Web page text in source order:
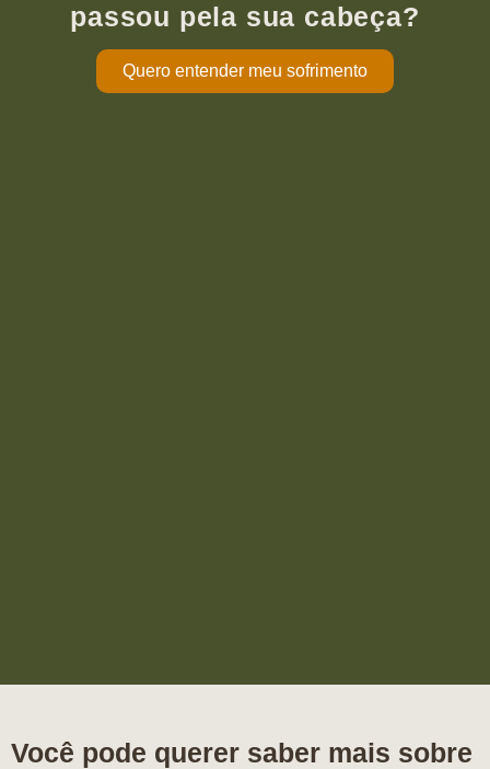
passou pela sua cabeça?
Quero entender meu sofrimento
Você pode querer saber mais sobre